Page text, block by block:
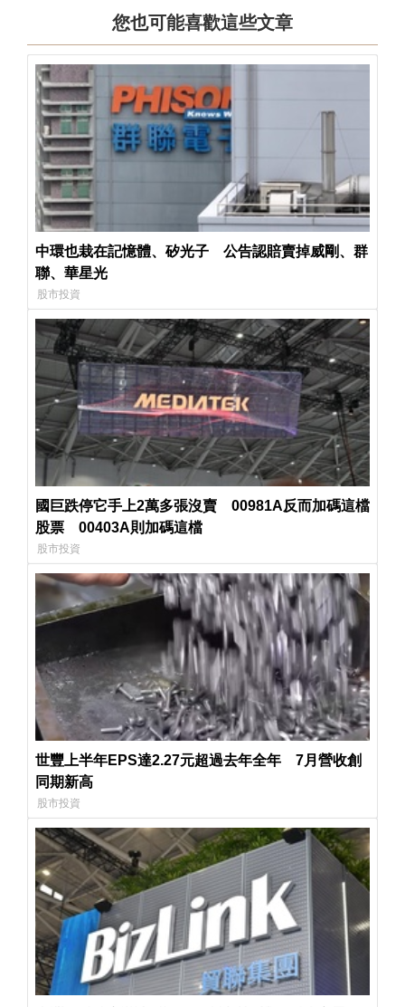
您也可能喜歡這些文章
中環也栽在記憶體、矽光子 公告認賠賣掉威剛、群
聯、華星光
股市投資
國巨跌停它手上2萬多張沒賣 00981A反而加碼這檔
股票 00403A則加碼這檔
股市投資
世豐上半年EPS達2.27元超過去年全年 7月營收創
同期新高
股市投資